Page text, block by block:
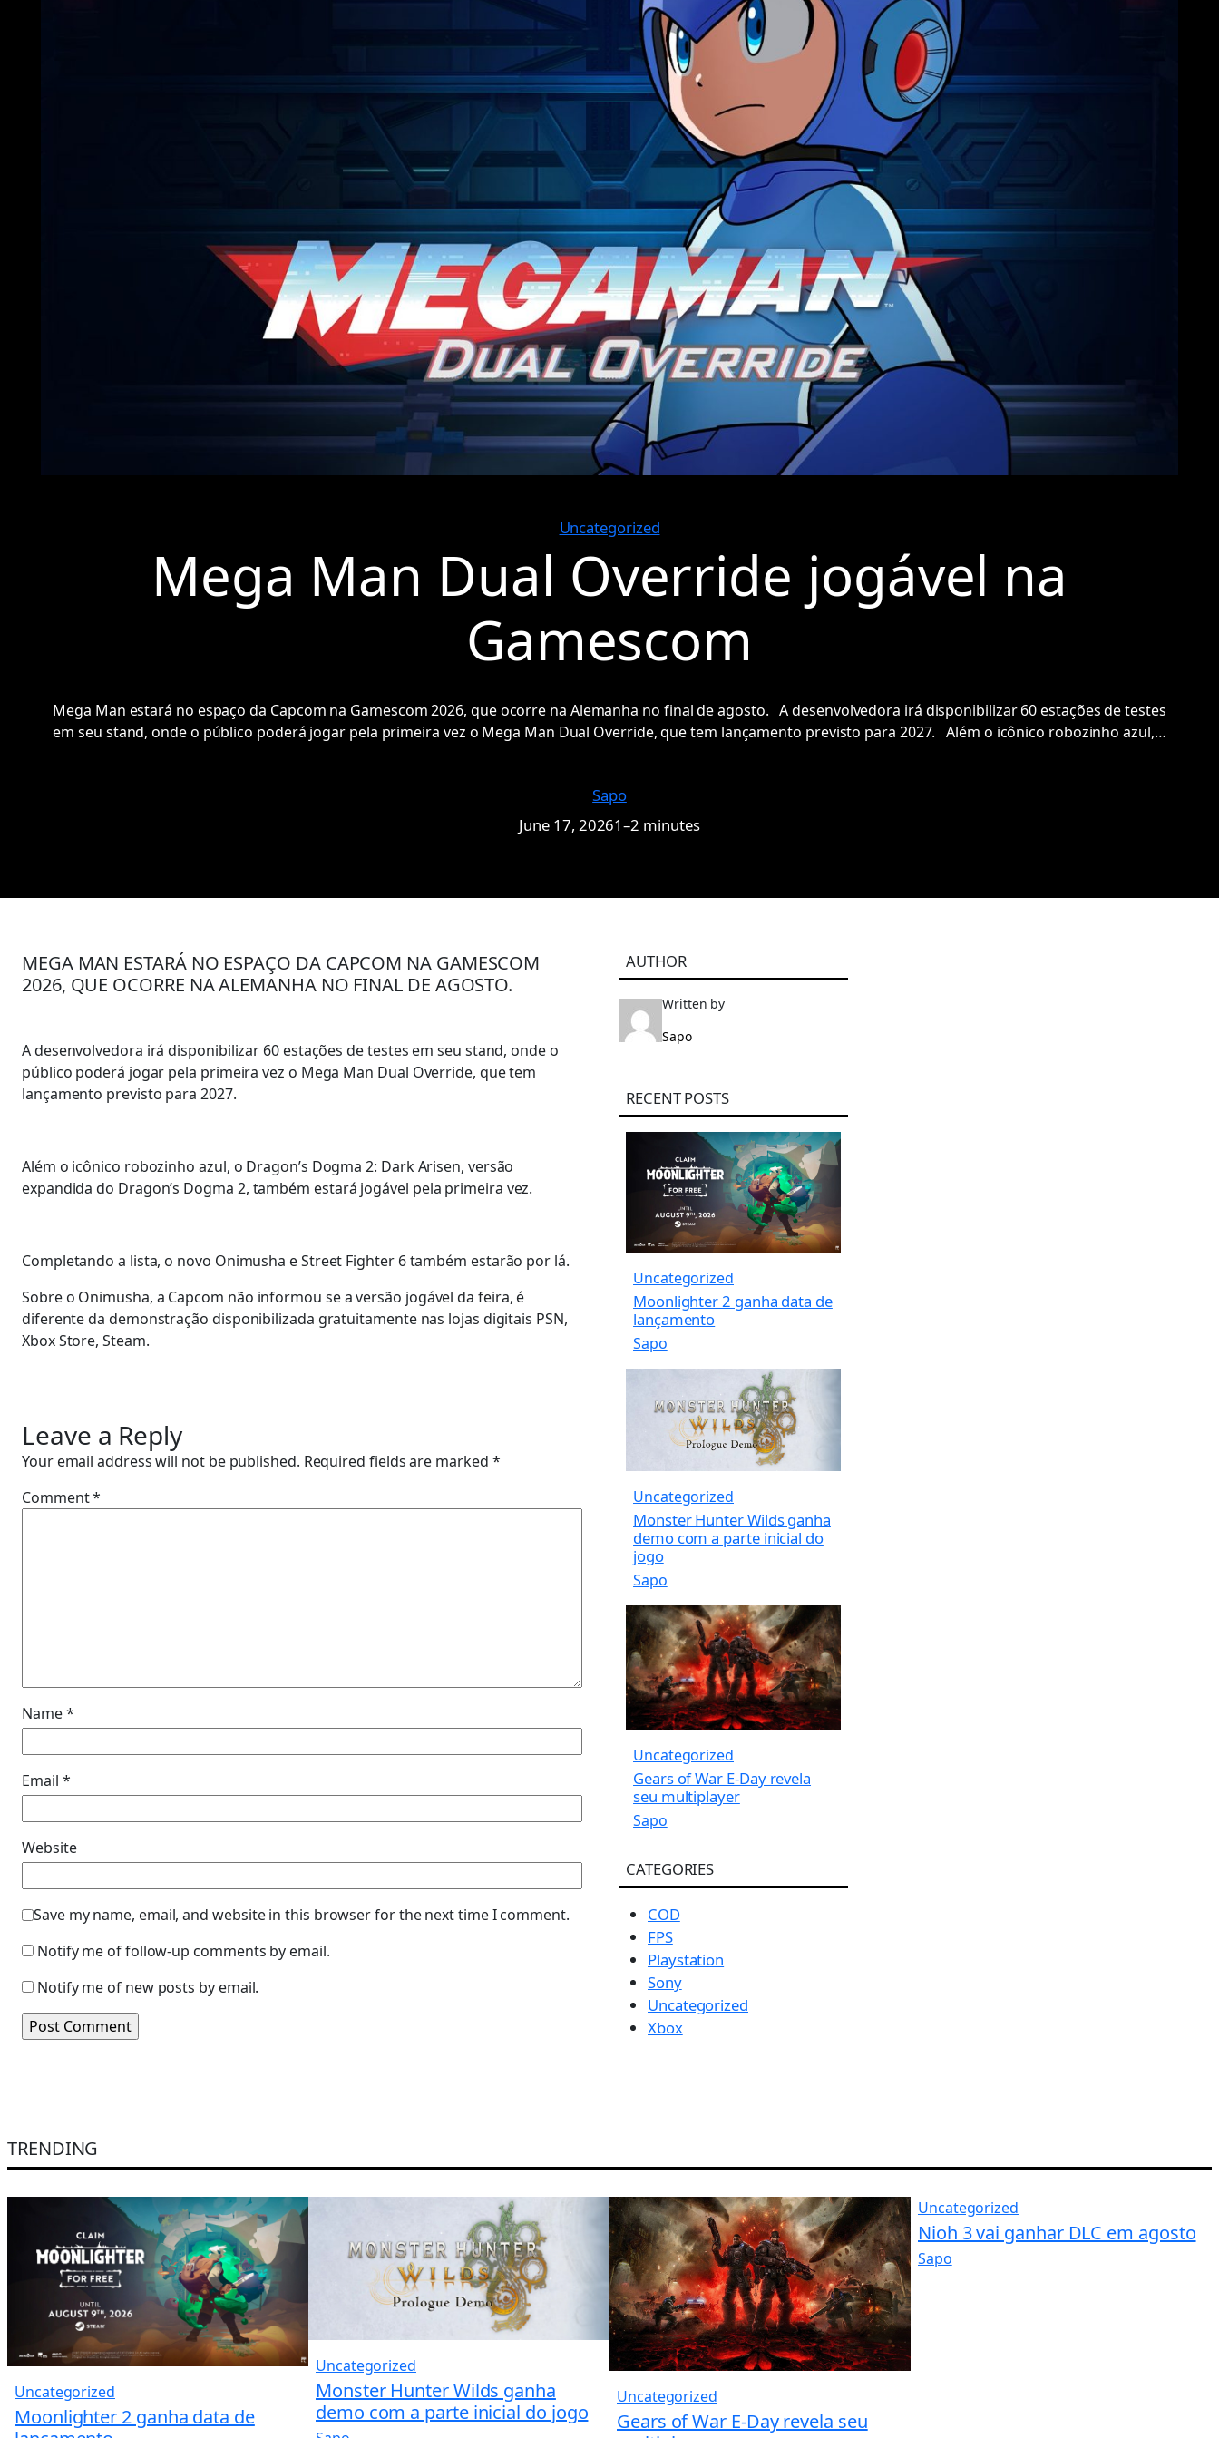
Uncategorized
Mega Man Dual Override jogável na
Gamescom
Mega Man estará no espaço da Capcom na Gamescom 2026, que ocorre na Alemanha no final de agosto. A desenvolvedora irá disponibilizar 60 estações de testes
em seu stand, onde o público poderá jogar pela primeira vez o Mega Man Dual Override, que tem lançamento previsto para 2027. Além o icônico robozinho azul,…
Sapo
June 17, 20261–2 minutes
MEGA MAN ESTARÁ NO ESPAÇO DA CAPCOM NA GAMESCOM
2026, QUE OCORRE NA ALEMANHA NO FINAL DE AGOSTO.
A desenvolvedora irá disponibilizar 60 estações de testes em seu stand, onde o
público poderá jogar pela primeira vez o Mega Man Dual Override, que tem
lançamento previsto para 2027.
Além o icônico robozinho azul, o Dragon’s Dogma 2: Dark Arisen, versão
expandida do Dragon’s Dogma 2, também estará jogável pela primeira vez.
Completando a lista, o novo Onimusha e Street Fighter 6 também estarão por lá.
Sobre o Onimusha, a Capcom não informou se a versão jogável da feira, é
diferente da demonstração disponibilizada gratuitamente nas lojas digitais PSN,
Xbox Store, Steam.
Leave a Reply
Your email address will not be published. Required fields are marked *
Comment*
Name*
Email *
Website
Save my name, email, and website in this browser for the next time I comment.
Notify me of follow-up comments by email.
Notify me of new posts by email.
AUTHOR
Written by
Sapo
RECENT POSTS
Uncategorized
Moonlighter 2 ganha data de
lançamento
Sapo
Uncategorized
Monster Hunter Wilds ganha
demo com a parte inicial do
jogo
Sapo
Uncategorized
Gears of War E-Day revela
seu multiplayer
Sapo
CATEGORIES
COD
FPS
Playstation
Sony
Uncategorized
Xbox
TRENDING
Uncategorized
Moonlighter 2 ganha data de
Uncategorized
Monster Hunter Wilds ganha
demo com a parte inicial do jogo
Uncategorized
Gears of War E-Day revela seu
Uncategorized
Nioh 3 vai ganhar DLC em agosto
Sapo